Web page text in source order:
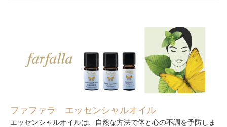
ファファラ エッセンシャルオイル
エッセンシャルオイルは、自然な方法で体と心の不調を予防しま